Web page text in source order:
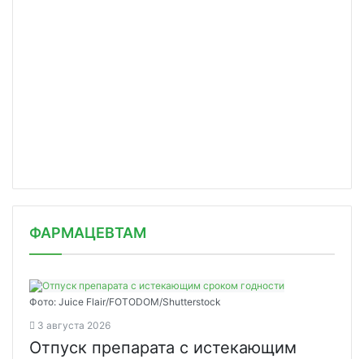
ФАРМАЦЕВТАМ
Фото: Juice Flair/FOTODOM/Shutterstoсk
3 августа 2026
Отпуск препарата с истекающим